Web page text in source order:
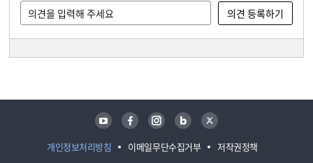
개인정보처리방침 이메일무단수집거부 저작권정책
유튜브 페이스북 인스타그램 블로그 트위터